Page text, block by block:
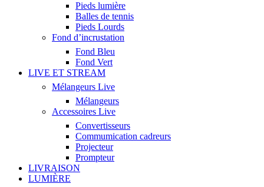
Pieds lumière
Balles de tennis
Pieds Lourds
Fond d’incrustation
Fond Bleu
Fond Vert
LIVE ET STREAM
Mélangeurs Live
Mélangeurs
Accessoires Live
Convertisseurs
Commumication cadreurs
Projecteur
Prompteur
LIVRAISON
LUMIÈRE